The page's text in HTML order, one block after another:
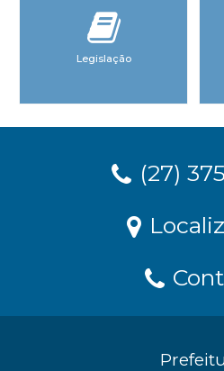
Legislação
(27)